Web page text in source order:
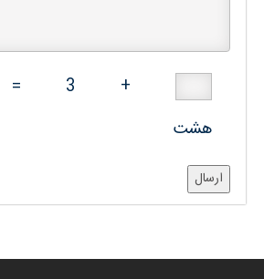
+
3
=
هشت
ارسال